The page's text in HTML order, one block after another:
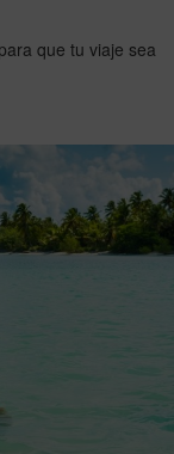
que tu viaje sea